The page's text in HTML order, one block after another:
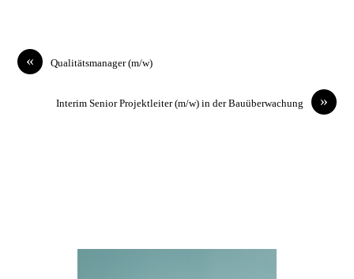
« Qualitätsmanager (m/w)
»
Interim Senior Projektleiter (m/w) in der Bauüberwachung